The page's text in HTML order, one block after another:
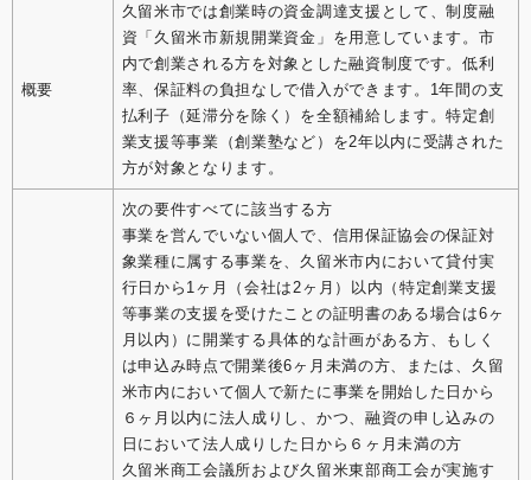
概要
久留米市では創業時の資金調達支援として、制度融
資「久留米市新規開業資金」を用意しています。市
内で創業される方を対象とした融資制度です。低利
率、保証料の負担なしで借入ができます。1年間の支
払利子（延滞分を除く）を全額補給します。特定創
業支援等事業（創業塾など）を2年以内に受講された
方が対象となります。
次の要件すべてに該当する方
事業を営んでいない個人で、信用保証協会の保証対
象業種に属する事業を、久留米市内において貸付実
行日から1ヶ月（会社は2ヶ月）以内（特定創業支援
等事業の支援を受けたことの証明書のある場合は6ヶ
月以内）に開業する具体的な計画がある方、もしく
は申込み時点で開業後6ヶ月未満の方、または、久留
米市内において個人で新たに事業を開始した日から
６ヶ月以内に法人成りし、かつ、融資の申し込みの
日において法人成りした日から６ヶ月未満の方
久留米商工会議所および久留米東部商工会が実施す